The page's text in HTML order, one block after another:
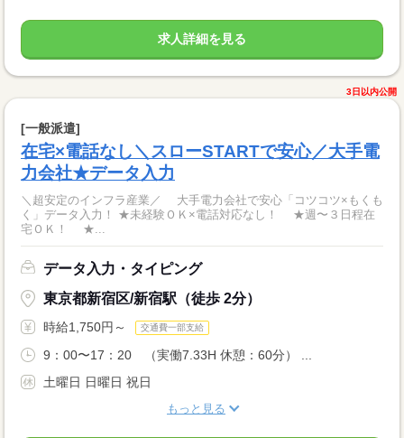
求人詳細を見る
3日以内公開
[一般派遣]
在宅×電話なし＼スローSTARTで安心／大手電
力会社★データ入力
＼超安定のインフラ産業／ 大手電力会社で安心「コツコツ×もくも
く」データ入力！ ★未経験ＯＫ×電話対応なし！ ★週〜３日程在
宅ＯＫ！ ★...
データ入力・タイピング
東京都新宿区/新宿駅（徒歩 2分）
時給1,750円～ 交通費一部支給
9：00〜17：20 （実働7.33H 休憩：60分） ...
土曜日 日曜日 祝日
もっと見る